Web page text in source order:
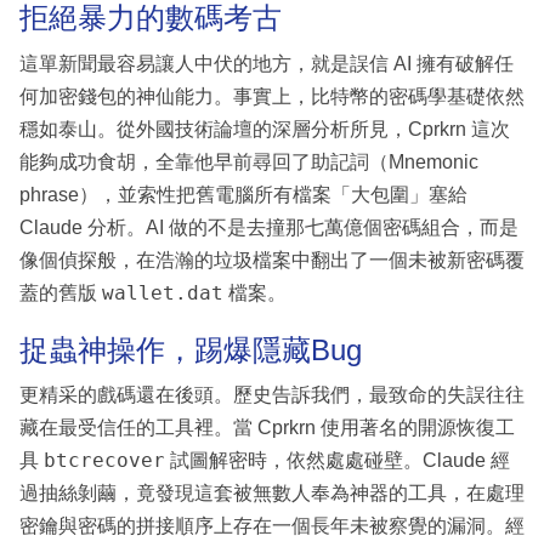
拒絕暴力的數碼考古
這單新聞最容易讓人中伏的地方，就是誤信 AI 擁有破解任
何加密錢包的神仙能力。事實上，比特幣的密碼學基礎依然
穩如泰山。從外國技術論壇的深層分析所見，Cprkrn 這次
能夠成功食胡，全靠他早前尋回了助記詞（Mnemonic
phrase），並索性把舊電腦所有檔案「大包圍」塞給
Claude 分析。AI 做的不是去撞那七萬億個密碼組合，而是
像個偵探般，在浩瀚的垃圾檔案中翻出了一個未被新密碼覆
蓋的舊版 wallet.dat 檔案。
捉蟲神操作，踢爆隱藏Bug
更精采的戲碼還在後頭。歷史告訴我們，最致命的失誤往往
藏在最受信任的工具裡。當 Cprkrn 使用著名的開源恢復工
具 btcrecover 試圖解密時，依然處處碰壁。Claude 經
過抽絲剝繭，竟發現這套被無數人奉為神器的工具，在處理
密鑰與密碼的拼接順序上存在一個長年未被察覺的漏洞。經